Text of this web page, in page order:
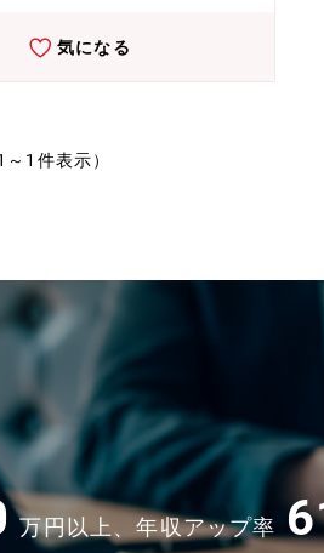
まらない職場です。同社ＨＰをご
ます。原則残業無し。プライベ
プロ意識のある方の応募お待ち
ます ◇◇◇◇◇◇◇◇◇
気になる
～1件表示）
万円以上、年収アップ率